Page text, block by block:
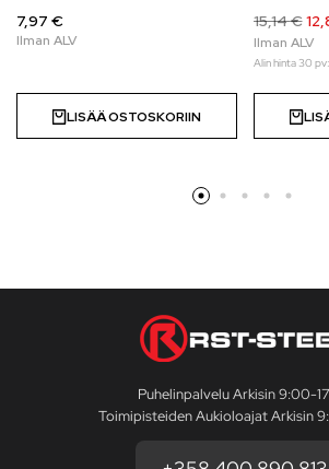
7,97 €
LISÄÄ OSTOSKORIIN
15,14€
Alin hinta 30 pv:
Puhelinpalvelu Arkisin 9:00-
Toimipisteiden Aukioloajat Arkisin